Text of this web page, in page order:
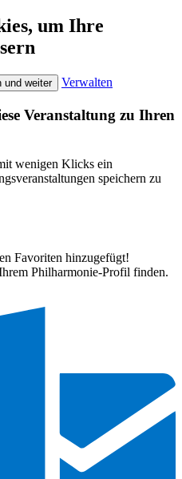
um Ihre
und weiter Verwalten
Veranstaltung zu Ihren
wenigen Klicks ein
speichern zu
Favoriten hinzugefügt!
Philharmonie-Profil finden.